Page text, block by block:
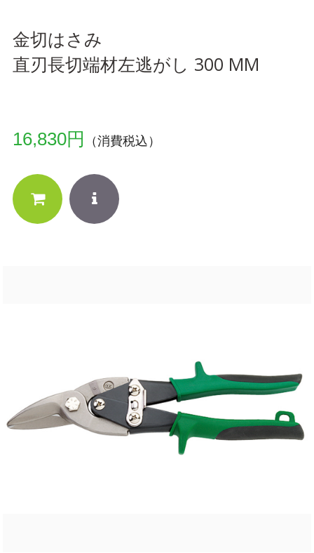
金切はさみ
直刃長切端材左逃がし 300 MM
16,830円 （消費税込）